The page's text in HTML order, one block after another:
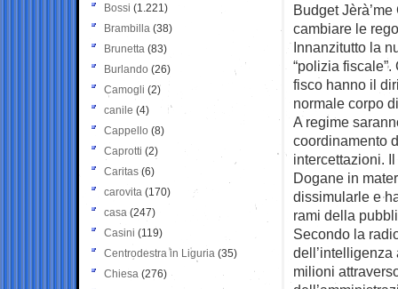
Budget
cambiare le
Innanzitutto la
“polizia
fisco hanno il
normale corpo
A regime
coordinamento
intercettazioni.
Dogane in
dissimularle e
rami della
Secondo la
milioni
Bossi (1.221)
Brambilla (38)
Brunetta (83)
Burlando (26)
Camogli (2)
canile (4)
Cappello (8)
Caprotti (2)
Caritas (6)
carovita (170)
casa (247)
Casini (119)
Centrodestra in Liguria (35)
Chiesa (276)